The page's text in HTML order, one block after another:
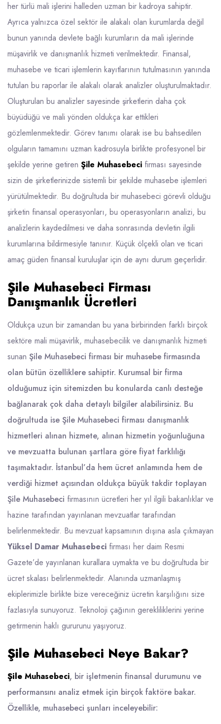
her türlü mali işlerini halleden uzman bir kadroya sahiptir.
Ayrıca yalnızca özel sektör ile alakalı olan kurumlarda değil
bunun yanında devlete bağlı kurumların da mali işlerinde
müşavirlik ve danışmanlık hizmeti verilmektedir. Finansal,
muhasebe ve ticari işlemlerin kayıtlarının tutulmasının yanında
tutulan bu raporlar ile alakalı olarak analizler oluşturulmaktadır.
Oluşturulan bu analizler sayesinde şirketlerin daha çok
büyüdüğü ve mali yönden oldukça kar ettikleri
gözlemlenmektedir. Görev tanımı olarak ise bu bahsedilen
olguların tamamını uzman kadrosuyla birlikte profesyonel bir
şekilde yerine getiren Şile Muhasebeci firması sayesinde
sizin de şirketlerinizde sistemli bir şekilde muhasebe işlemleri
yürütülmektedir. Bu doğrultuda bir muhasebeci görevli olduğu
şirketin finansal operasyonları, bu operasyonların analizi, bu
analizlerin kaydedilmesi ve daha sonrasında devletin ilgili
kurumlarına bildirmesiyle tanınır. Küçük ölçekli olan ve ticari
amaç güden finansal kuruluşlar için de aynı durum geçerlidir.
Şile Muhasebeci Firması
Danışmanlık Ücretleri
Oldukça uzun bir zamandan bu yana birbirinden farklı birçok
sektöre mali müşavirlik, muhasebecilik ve danışmanlık hizmeti
sunan Şile Muhasebeci firması bir muhasebe firmasında
olan bütün özelliklere sahiptir. Kurumsal bir firma
olduğumuz için sitemizden bu konularda canlı desteğe
bağlanarak çok daha detaylı bilgiler alabilirsiniz. Bu
doğrultuda ise Şile Muhasebeci firması danışmanlık
hizmetleri alınan hizmete, alınan hizmetin yoğunluğuna
ve mevzuatta bulunan şartlara göre fiyat farklılığı
taşımaktadır. İstanbul’da hem ücret anlamında hem de
verdiği hizmet açısından oldukça büyük takdir toplayan
Şile Muhasebeci firmasının ücretleri her yıl ilgili bakanlıklar ve
hazine tarafından yayınlanan mevzuatlar tarafından
belirlenmektedir. Bu mevzuat kapsamının dışına asla çıkmayan
Yüksel Damar Muhasebeci firması her daim Resmi
Gazete’de yayınlanan kurallara uymakta ve bu doğrultuda bir
ücret skalası belirlenmektedir. Alanında uzmanlaşmış
ekiplerimizle birlikte bize vereceğiniz ücretin karşılığını size
fazlasıyla sunuyoruz. Teknoloji çağının gerekliliklerini yerine
getirmenin haklı gururunu yaşıyoruz.
Şile Muhasebeci Neye Bakar?
Şile Muhasebeci, bir işletmenin finansal durumunu ve
performansını analiz etmek için birçok faktöre bakar.
Özellikle, muhasebeci şunları inceleyebilir: